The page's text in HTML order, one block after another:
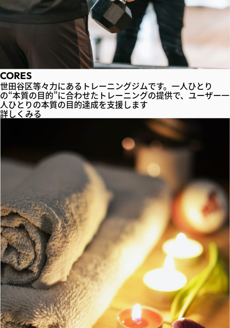
CORES
世田谷区等々力にあるトレーニングジムです。一人ひとり
の“本質の目的”に合わせたトレーニングの提供で、ユーザー一
人ひとりの本質の目的達成を支援します
詳しくみる